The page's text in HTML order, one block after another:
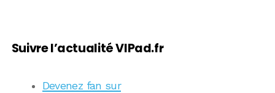
Suivre l’actualité VIPad.fr
Devenez fan sur